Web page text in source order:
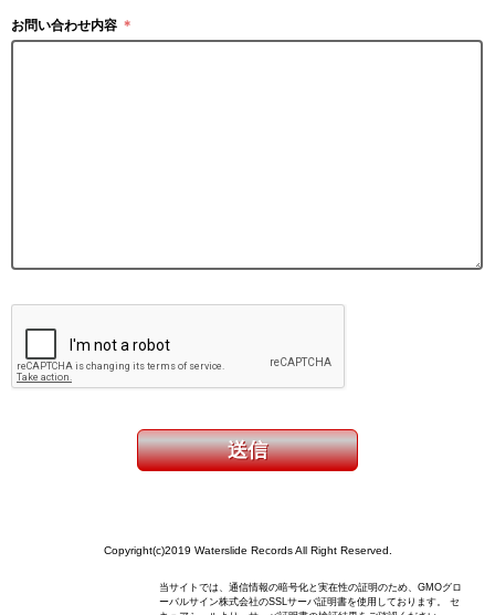
お問い合わせ内容 ＊
Copyright(c)2019 Waterslide Records All Right Reserved.
当サイトでは、通信情報の暗号化と実在性の証明のため、GMOグロ
ーバルサイン株式会社のSSLサーバ証明書を使用しております。 セ